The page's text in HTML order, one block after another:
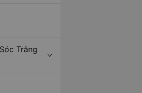
Trăng